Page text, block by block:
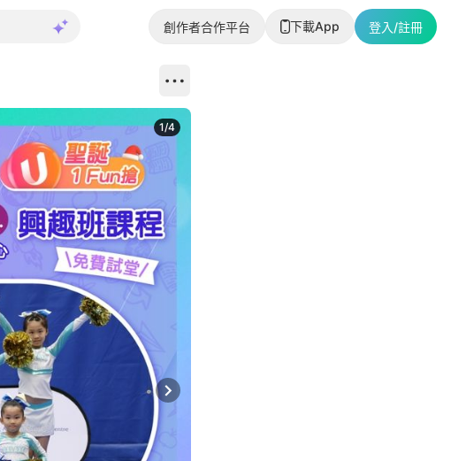
創作者合作平台 下載App 登入/註冊
Next slide
1/4